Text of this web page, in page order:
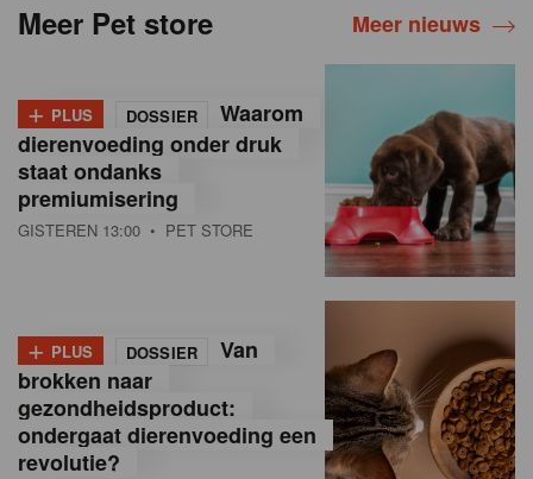
Meer Pet store Meer nieuws
+ PLUS DOSSIER
Waarom
dierenvoeding onder druk
staat ondanks
premiumisering
GISTEREN 13:00 • PET STORE
+ PLUS DOSSIER
Van
brokken naar
gezondheidsproduct:
ondergaat dierenvoeding een
revolutie?